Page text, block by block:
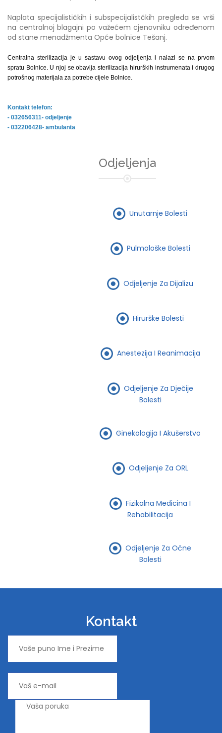
Naplata specijalističkih i subspecijalistčkih pregleda se vrši
na centralnoj blagajni po važećem cjenovniku određenom
od stane menadžmenta Opće bolnice Tešanj.
Centralna sterilizacija je u sastavu ovog odjeljenja i nalazi se na prvom
spratu Bolnice. U njoj se obavlja sterilizacija hirurških instrumenata i drugog
potrošnog materijala za potrebe cijele Bolnice.
Kontakt telefon:
- 032656311- odjeljenje
- 032206428- ambulanta
Odjeljenja
Unutarnje Bolesti
Pulmološke Bolesti
Odjeljenje Za Dijalizu
Hirurške Bolesti
Anestezija I Reanimacija
Odjeljenje Za Dječije
Bolesti
Ginekologija I Akušerstvo
Odjeljenje Za ORL
Fizikalna Medicina I
Rehabilitacija
Odjeljenje Za Očne
Bolesti
Kontakt